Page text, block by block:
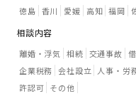
徳島 香川 愛媛 高知 福岡
相談内容
離婚・浮気 相続 交通事故
企業税務 会社設立 人事・労
許認可 その他